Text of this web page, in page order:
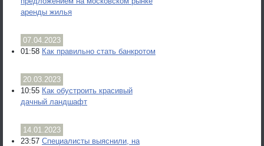
аренды жилья
07.04.2023
01:58 Как правильно стать банкротом
20.03.2023
10:55 Как обустроить красивый
дачный ландшафт
14.01.2023
23:57 Специалисты выяснили, на